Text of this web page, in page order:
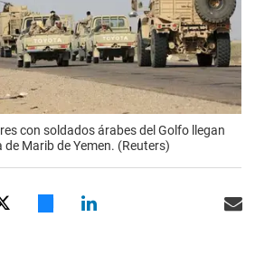
con soldados árabes del Golfo llegan
Marib de Yemen. (Reuters)